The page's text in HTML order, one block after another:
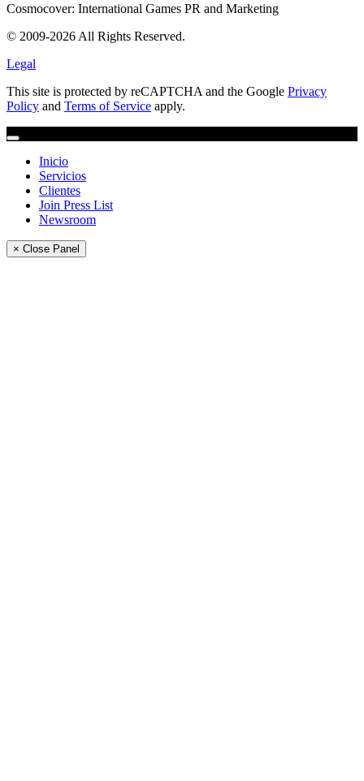
Cosmocover: International Games PR and Marketing
© 2009-2026 All Rights Reserved.
Legal
This site is protected by reCAPTCHA and the Google Privacy
Policy and Terms of Service apply.
Inicio
Servicios
Clientes
Join Press List
Newsroom
× Close Panel